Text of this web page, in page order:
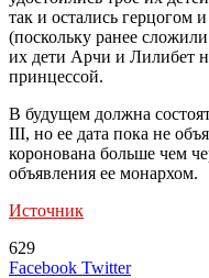
так и остались герцогом
(поскольку ранее
их дети Арчи и Лилибет
принцессой.
В будущем должна
III, но ее дата пока не
коронована больше чем
объявления ее монархом.
Источник
629
Facebook TwitterLinkedIn
Tumblr
Reddit
Вконтакте
Skype
Messenger
Messenger
WhatsApp
Telegram
Viber
Line
Поделиться
Печатать